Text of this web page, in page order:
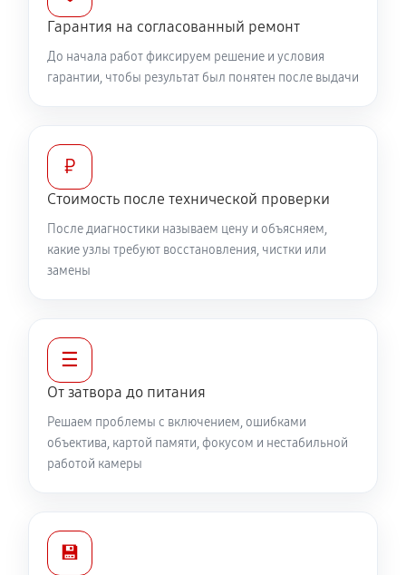
Гарантия на согласованный ремонт
До начала работ фиксируем решение и условия
гарантии, чтобы результат был понятен после выдачи
₽
Стоимость после технической проверки
После диагностики называем цену и объясняем,
какие узлы требуют восстановления, чистки или
замены
☰
От затвора до питания
Решаем проблемы с включением, ошибками
объектива, картой памяти, фокусом и нестабильной
работой камеры
💾